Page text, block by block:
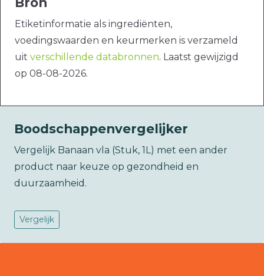
Etiketinformatie als ingrediënten,
voedingswaarden en keurmerken is verzameld
uit verschillende databronnen. Laatst gewijzigd
op 08-08-2026.
Boodschappenvergelijker
Vergelijk Banaan vla (Stuk, 1L) met een ander
product naar keuze op gezondheid en
duurzaamheid.
Vergelijk